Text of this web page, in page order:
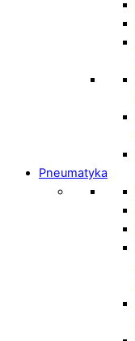
Pneumatyka